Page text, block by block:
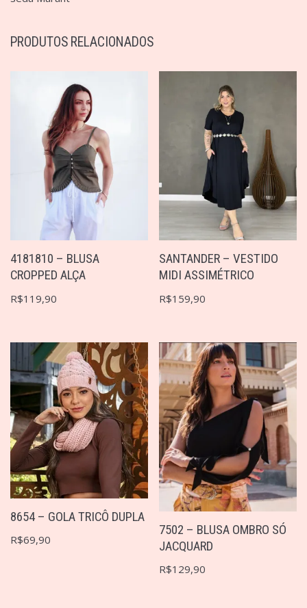
PRODUTOS RELACIONADOS
4181810 – BLUSA
CROPPED ALÇA
R$119,90
SANTANDER – VESTIDO
MIDI ASSIMÉTRICO
R$159,90
8654 – GOLA TRICÔ DUPLA
R$69,90
7502 – BLUSA OMBRO SÓ
JACQUARD
R$129,90